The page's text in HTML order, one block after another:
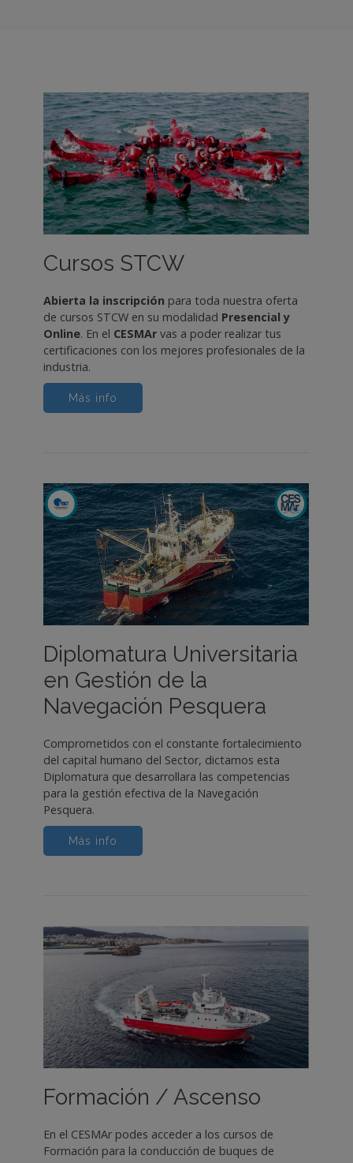
Cursos STCW
Abierta la inscripción para toda nuestra oferta
de cursos STCW en su modalidad Presencial y
Online. En el CESMAr vas a poder realizar tus
certificaciones con los mejores profesionales de la
industria.
Más info
Diplomatura Universitaria
en Gestión de la
Navegación Pesquera
Comprometidos con el constante fortalecimiento
del capital humano del Sector, dictamos esta
Diplomatura que desarrollara las competencias
para la gestión efectiva de la Navegación
Pesquera.
Más info
Formación / Ascenso
En el CESMAr podes acceder a los cursos de
Formación para la conducción de buques de